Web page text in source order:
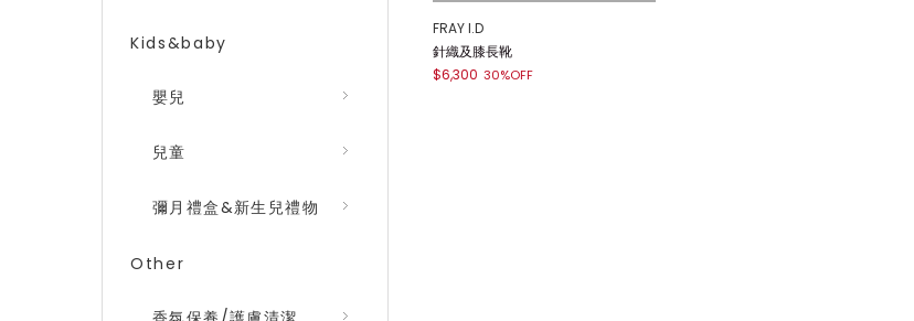
Kids&baby
嬰兒
兒童
彌月禮盒&新生兒禮物
Other
FRAY I.D
針織及膝長靴
$6,300 30%OFF